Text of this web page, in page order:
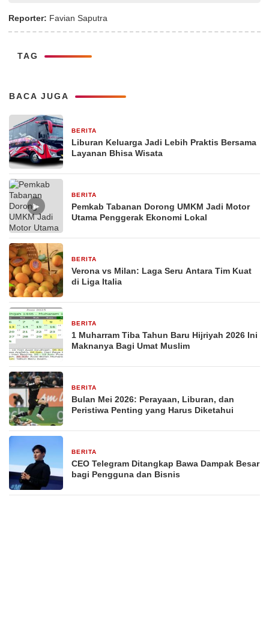
Reporter: Favian Saputra
TAG
BACA JUGA
BERITA
Liburan Keluarga Jadi Lebih Praktis Bersama
Layanan Bhisa Wisata
▶
BERITA
Pemkab Tabanan Dorong UMKM Jadi Motor
Utama Penggerak Ekonomi Lokal
BERITA
Verona vs Milan: Laga Seru Antara Tim Kuat
di Liga Italia
BERITA
1 Muharram Tiba Tahun Baru Hijriyah 2026 Ini
Maknanya Bagi Umat Muslim
BERITA
Bulan Mei 2026: Perayaan, Liburan, dan
Peristiwa Penting yang Harus Diketahui
BERITA
CEO Telegram Ditangkap Bawa Dampak Besar
bagi Pengguna dan Bisnis